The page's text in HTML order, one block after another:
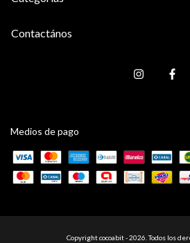
Contactános
Medios de pago
Copyright cocoabit - 2026. Todos los